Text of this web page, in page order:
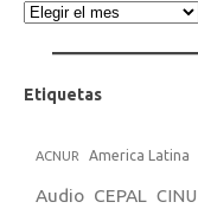
Etiquetas
ACNUR America Latina
Audio CEPAL CINU